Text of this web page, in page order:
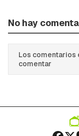
No hay
Los comentarios
comentar